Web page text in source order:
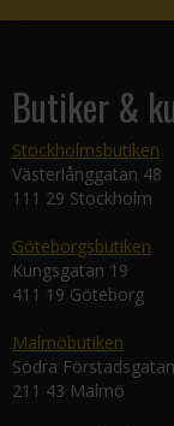
Butiker &
Stockholmsbutiken
Västerlånggatan 48
111 29 Stockholm
Göteborgsbutiken
Kungsgatan 19
411 19 Göteborg
Malmöbutiken
Södra
211 43 Malmö